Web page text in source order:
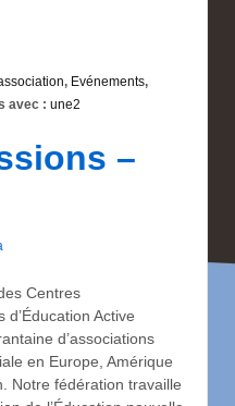
, Evénements,
avec : une2
–
Centres
d’Éducation Active
d’associations
en Europe, Amérique
Notre fédération travaille